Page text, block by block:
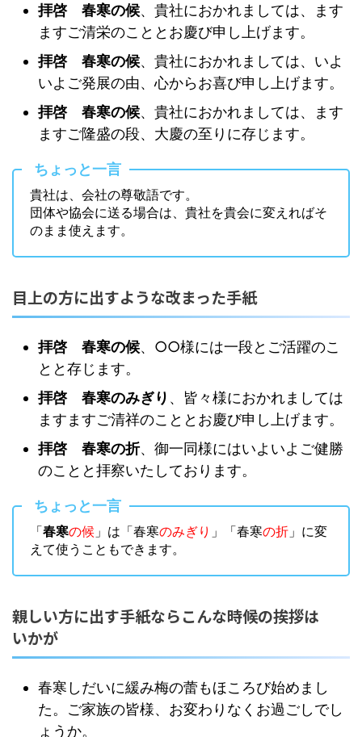
拝啓 春寒の候、貴社におかれましては、ます
ますご清栄のこととお慶び申し上げます。
拝啓 春寒の候、貴社におかれましては、いよ
いよご発展の由、心からお喜び申し上げます。
拝啓 春寒の候、貴社におかれましては、ます
ますご隆盛の段、大慶の至りに存じます。
ちょっと一言
貴社は、会社の尊敬語です。
団体や協会に送る場合は、貴社を貴会に変えればそ
のまま使えます。
目上の方に出すような改まった手紙
拝啓 春寒の候、○○様には一段とご活躍のこ
とと存じます。
拝啓 春寒のみぎり 、皆々様におかれましては
ますますご清祥のこととお慶び申し上げます。
拝啓 春寒の折、御一同様にはいよいよご健勝
のことと拝察いたしております。
ちょっと一言
「春寒の候 」は「春寒のみぎり 」「春寒の折 」に変
えて使うこともできます。
親しい方に出す手紙ならこんな時候の挨拶は
いかが
春寒しだいに緩み梅の蕾もほころび始めまし
た。ご家族の皆様、お変わりなくお過ごしでし
ょうか。